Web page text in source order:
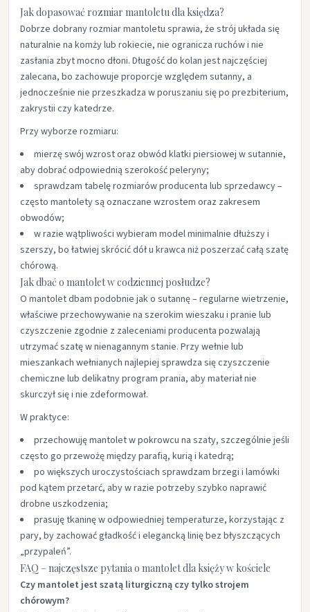
Jak dopasować rozmiar mantoletu dla księdza?
Dobrze dobrany rozmiar mantoletu sprawia, że strój układa się
naturalnie na komży lub rokiecie, nie ogranicza ruchów i nie
zasłania zbyt mocno dłoni. Długość do kolan jest najczęściej
zalecana, bo zachowuje proporcje względem sutanny, a
jednocześnie nie przeszkadza w poruszaniu się po prezbiterium,
zakrystii czy katedrze.​
Przy wyborze rozmiaru:
mierzę swój wzrost oraz obwód klatki piersiowej w sutannie,
aby dobrać odpowiednią szerokość peleryny;​
sprawdzam tabelę rozmiarów producenta lub sprzedawcy –
często mantolety są oznaczane wzrostem oraz zakresem
obwodów;​
w razie wątpliwości wybieram model minimalnie dłuższy i
szerszy, bo łatwiej skrócić dół u krawca niż poszerzać całą szatę
chórową.​
Jak dbać o mantolet w codziennej posłudze?
O mantolet dbam podobnie jak o sutannę – regularne wietrzenie,
właściwe przechowywanie na szerokim wieszaku i pranie lub
czyszczenie zgodnie z zaleceniami producenta pozwalają
utrzymać szatę w nienagannym stanie. Przy wełnie lub
mieszankach wełnianych najlepiej sprawdza się czyszczenie
chemiczne lub delikatny program prania, aby materiał nie
skurczył się i nie zdeformował.​
W praktyce:
przechowuję mantolet w pokrowcu na szaty, szczególnie jeśli
często go przewożę między parafią, kurią i katedrą;​
po większych uroczystościach sprawdzam brzegi i lamówki
pod kątem przetarć, aby w razie potrzeby szybko naprawić
drobne uszkodzenia;​
prasuję tkaninę w odpowiedniej temperaturze, korzystając z
pary, by zachować gładkość i elegancką linię bez błyszczących
„przypaleń”.​
FAQ – najczęstsze pytania o mantolet dla księży w kościele
Czy mantolet jest szatą liturgiczną czy tylko strojem
chórowym?